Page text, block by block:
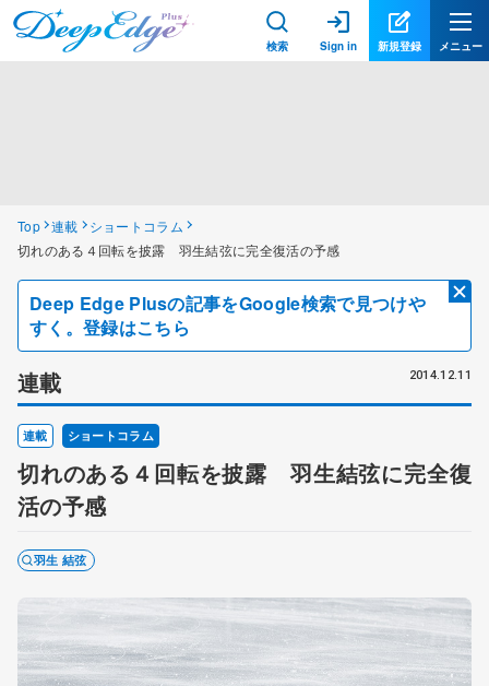
検索 Sign in 新規登録 メニュー
Top 連載
ショートコラム
切れのある４回転を披露 羽生結弦に完全復活の予感
Deep Edge Plusの記事をGoogle検索で見つけや
すく。登録はこちら
連載 2014.12.11
連載 ショートコラム
切れのある４回転を披露 羽生結弦に完全復
活の予感
羽生 結弦